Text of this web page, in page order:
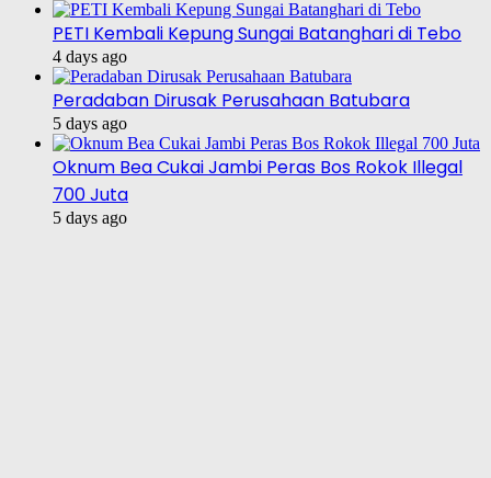
PETI Kembali Kepung Sungai Batanghari di Tebo
4 days ago
Peradaban Dirusak Perusahaan Batubara
5 days ago
Oknum Bea Cukai Jambi Peras Bos Rokok Illegal
700 Juta
5 days ago